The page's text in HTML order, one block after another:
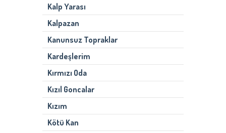
Kalp Yarası
Kalpazan
Kanunsuz Topraklar
Kardeşlerim
Kırmızı Oda
Kızıl Goncalar
Kızım
Kötü Kan